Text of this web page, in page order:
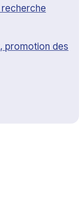
promotion des